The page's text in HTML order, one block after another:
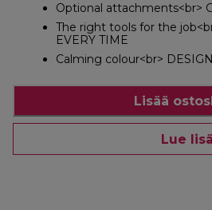
Optional attachments<br>
The right tools for the
EVERY TIME
Calming colour<br>
Lisää
Lue